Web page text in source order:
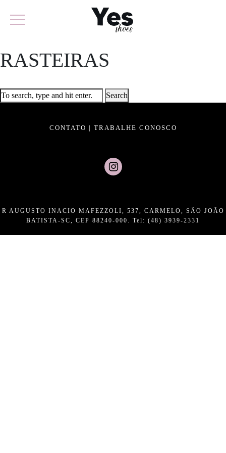
RASTEIRAS
Search
CONTATO | TRABALHE CONOSCO
R AUGUSTO INACIO MAFEZZOLI, 537, CARMELO, SÃO JOÃO
BATISTA-SC, CEP 88240-000. Tel: (48) 3939-2331